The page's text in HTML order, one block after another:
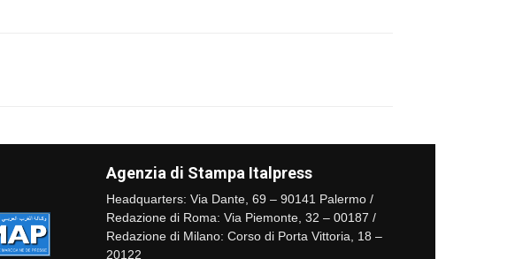
Agenzia di Stampa Italpress
Headquarters: Via Dante, 69 – 90141 Palermo /
Redazione di Roma: Via Piemonte, 32 – 00187 /
Redazione di Milano: Corso di Porta Vittoria, 18 –
20122